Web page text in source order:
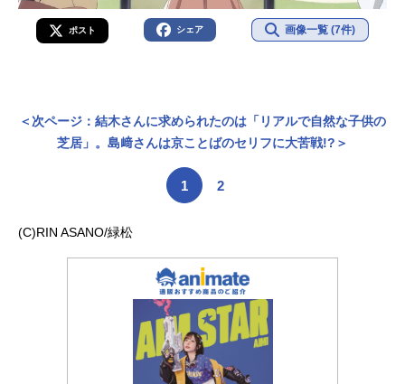
ポスト シェア 画像一覧 (7件)
＜次ページ：結木さんに求められたのは「リアルで自然な子供の
芝居」。島﨑さんは京ことばのセリフに大苦戦!?＞
1 2
(C)RIN ASANO/緑松